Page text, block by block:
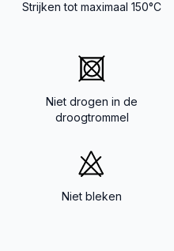
Strijken tot maximaal 150°C
Niet drogen in de
droogtrommel
Niet bleken